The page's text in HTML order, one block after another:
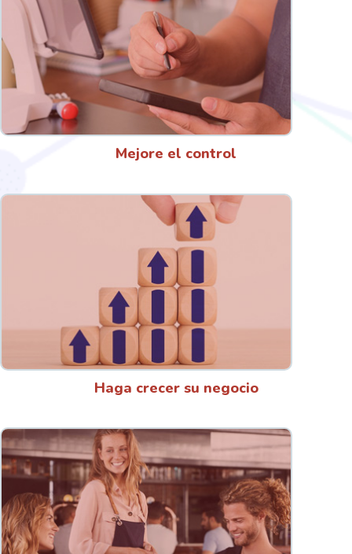
Mejore el control
Haga crecer su negocio